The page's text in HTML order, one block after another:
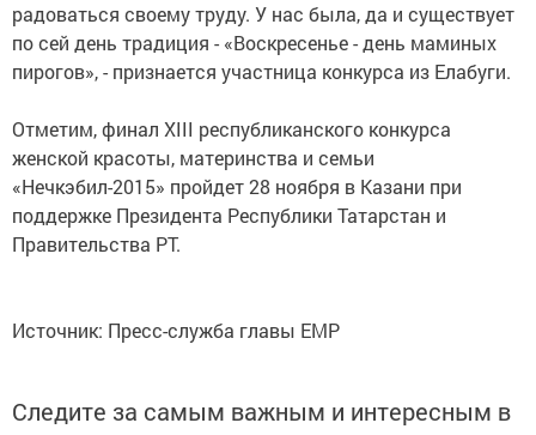
радоваться своему труду. У нас была, да и существует
по сей день традиция - «Воскресенье - день маминых
пирогов», - признается участница конкурса из Елабуги.
Отметим, финал XIII республиканского конкурса
женской красоты, материнства и семьи
«Нечкэбил-2015» пройдет 28 ноября в Казани при
поддержке Президента Республики Татарстан и
Правительства РТ.
Источник: Пресс-служба главы ЕМР
Следите за самым важным и интересным в